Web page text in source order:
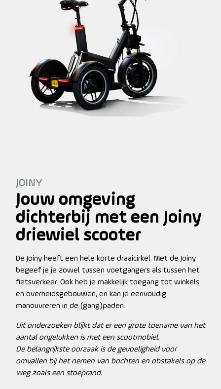
JOINY
Jouw omgeving
dichterbij met een Joiny
driewiel scooter
De Joiny heeft een hele korte draaicirkel. Met de Joiny
begeef je je zowel tussen voetgangers als tussen het
fietsverkeer. Ook heb je makkelijk toegang tot winkels
en overheidsgebouwen, en kan je eenvoudig
manouvreren in de (gang)paden.
Uit onderzoeken blijkt dat er een grote toename van het
aantal ongelukken is met een scootmobiel.
De belangrijkste oorzaak is de gevoeligheid voor
omvallen bij het nemen van bochten en obstakels op de
weg zoals een stoeprand.